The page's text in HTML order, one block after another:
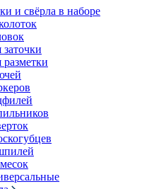
и свёрла в наборе